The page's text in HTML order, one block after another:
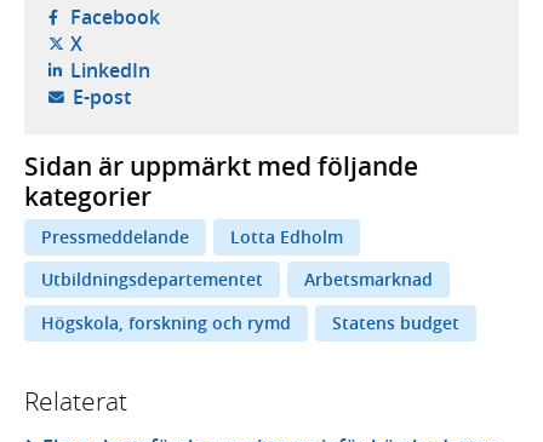
Facebook- öppnas i ny flik, extern webbplats,
X- öppnas i ny flik, extern webbplats,
LinkedIn- öppnas i ny flik, extern webbplats,
E-post- öppnar din e-postklient,
Sidan är uppmärkt med följande
kategorier
Pressmeddelande
Lotta Edholm
Utbildningsdepartementet
Arbetsmarknad
Högskola, forskning och rymd
Statens budget
Relaterat